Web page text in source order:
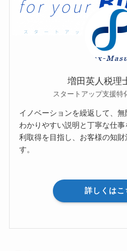
増田英人税理
スタートアップ支援特
イノベーションを繰返して、無
わかりやすい説明と丁寧な仕
利取得を目指し、お客様の知財
す。
詳しくはこ